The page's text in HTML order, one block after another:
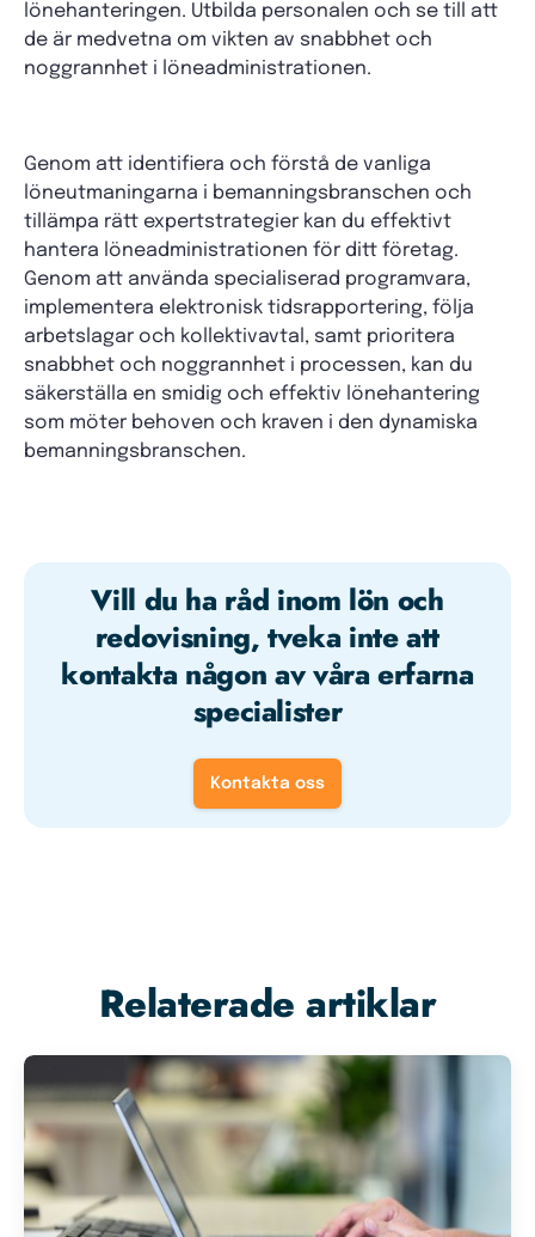
lönehanteringen. Utbilda personalen och se till att
de är medvetna om vikten av snabbhet och
noggrannhet i löneadministrationen.
Genom att identifiera och förstå de vanliga
löneutmaningarna i bemanningsbranschen och
tillämpa rätt expertstrategier kan du effektivt
hantera löneadministrationen för ditt företag.
Genom att använda specialiserad programvara,
implementera elektronisk tidsrapportering, följa
arbetslagar och kollektivavtal, samt prioritera
snabbhet och noggrannhet i processen, kan du
säkerställa en smidig och effektiv lönehantering
som möter behoven och kraven i den dynamiska
bemanningsbranschen.
Vill du ha råd inom lön och
redovisning, tveka inte att
kontakta någon av våra erfarna
specialister
Kontakta oss
Relaterade artiklar